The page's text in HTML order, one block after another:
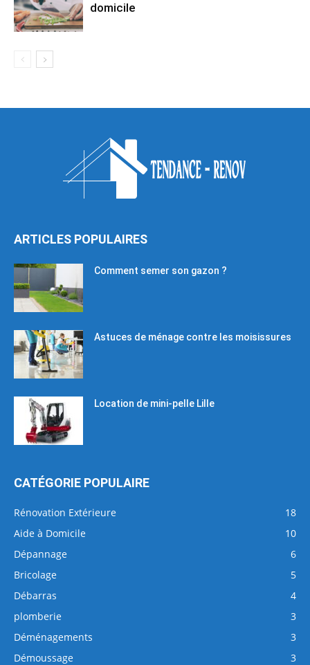
domicile
ARTICLES POPULAIRES
Comment semer son gazon ?
Astuces de ménage contre les moisissures
Location de mini-pelle Lille
CATÉGORIE POPULAIRE
Rénovation Extérieure
18
Aide à Domicile
10
Dépannage
6
Bricolage
5
Débarras
4
plomberie
3
Déménagements
3
Démoussage
3